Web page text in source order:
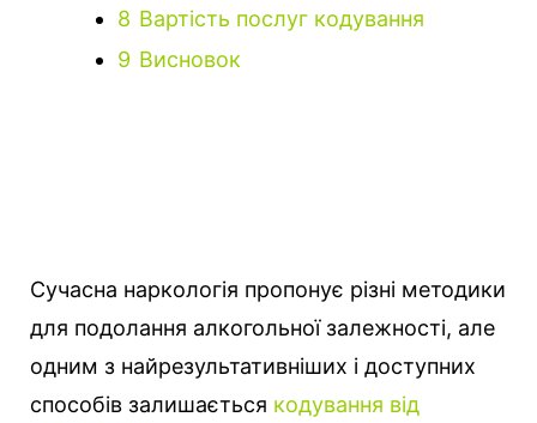
8 Вартість послуг кодування
9 Висновок
Сучасна наркологія пропонує різні методики
для подолання алкогольної залежності, але
одним з найрезультативніших і доступних
способів залишається кодування від